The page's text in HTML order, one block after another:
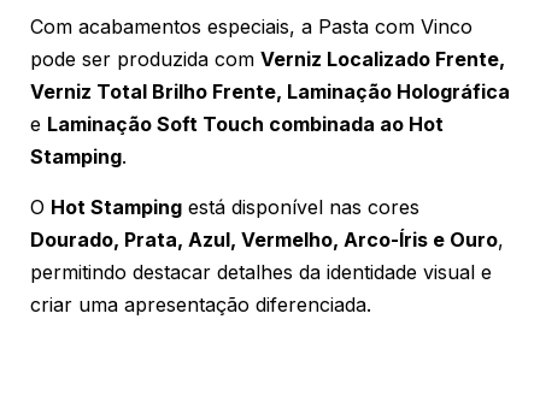
Com acabamentos especiais, a Pasta com Vinco
pode ser produzida com Verniz Localizado Frente,
Verniz Total Brilho Frente, Laminação Holográfica
e Laminação Soft Touch combinada ao Hot
Stamping.
O Hot Stamping está disponível nas cores
Dourado, Prata, Azul, Vermelho, Arco-Íris e Ouro,
permitindo destacar detalhes da identidade visual e
criar uma apresentação diferenciada.